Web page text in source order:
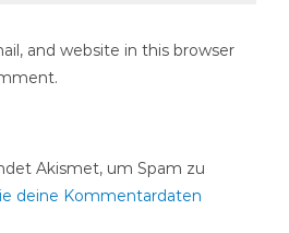
and website in this browser
Akismet, um Spam zu
deine Kommentardaten